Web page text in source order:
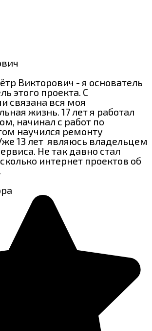
Викторович - я основатель
этого проекта. С
связана вся моя
жизнь. 17 лет я работал
начинал с работ по
научился ремонту
13 лет являюсь владельцем
Не так давно стал
интернет проектов об